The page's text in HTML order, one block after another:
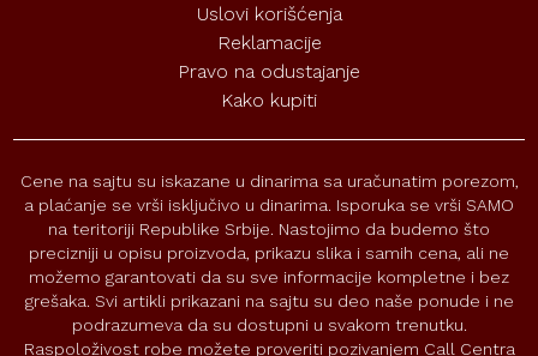
Uslovi korišćenja
Reklamacije
Pravo na odustajanje
Kako kupiti
Cene na sajtu su iskazane u dinarima sa uračunatim porezom,
a plaćanje se vrši isključivo u dinarima. Isporuka se vrši SAMO
na teritoriji Republike Srbije. Nastojimo da budemo što
precizniji u opisu proizvoda, prikazu slika i samih cena, ali ne
možemo garantovati da su sve informacije kompletne i bez
grešaka. Svi artikli prikazani na sajtu su deo naše ponude i ne
podrazumeva da su dostupni u svakom trenutku.
Raspoloživost robe možete proveriti pozivanjem Call Centra